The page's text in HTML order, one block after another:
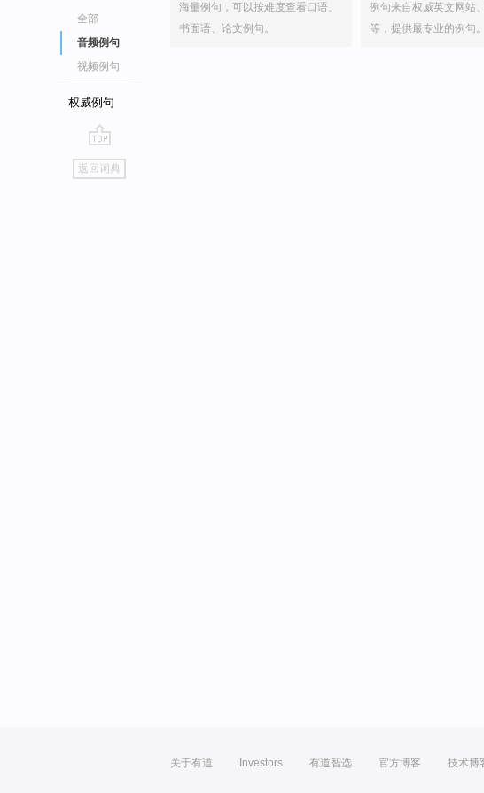
全部
音频例句
视频例句
权威例句
go
top
返回词典
海量例句，可以按难度查看口语、
书面语、论文例句。
例句来自权威英文网站
等，提供最专业的例句。
关于有道 Investors 有道智选 官方博客 技术博